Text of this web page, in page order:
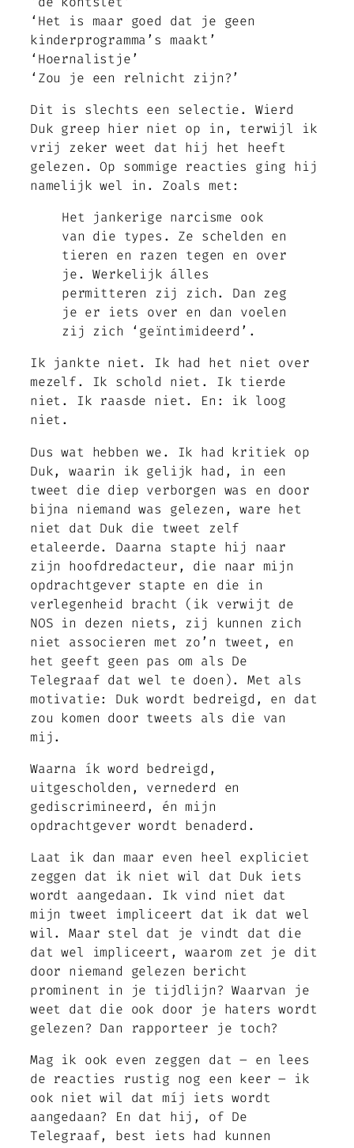
‘Het is maar goed dat je geen
kinderprogramma’s maakt’
‘Hoernalistje’
‘Zou je een relnicht zijn?’
Dit is slechts een selectie. Wierd
Duk greep hier niet op in, terwijl ik
vrij zeker weet dat hij het heeft
gelezen. Op sommige reacties ging hij
namelijk wel in. Zoals met:
Het jankerige narcisme ook
van die types. Ze schelden en
tieren en razen tegen en over
je. Werkelijk álles
permitteren zij zich. Dan zeg
je er iets over en dan voelen
zij zich ‘geïntimideerd’.
Ik jankte niet. Ik had het niet over
mezelf. Ik schold niet. Ik tierde
niet. Ik raasde niet. En: ik loog
niet.
Dus wat hebben we. Ik had kritiek op
Duk, waarin ik gelijk had, in een
tweet die diep verborgen was en door
bijna niemand was gelezen, ware het
niet dat Duk die tweet zelf
etaleerde. Daarna stapte hij naar
zijn hoofdredacteur, die naar mijn
opdrachtgever stapte en die in
verlegenheid bracht (ik verwijt de
NOS in dezen niets, zij kunnen zich
niet associeren met zo’n tweet, en
het geeft geen pas om als De
Telegraaf dat wel te doen). Met als
motivatie: Duk wordt bedreigd, en dat
zou komen door tweets als die van
mij.
Waarna ík word bedreigd,
uitgescholden, vernederd en
gediscrimineerd, én mijn
opdrachtgever wordt benaderd.
Laat ik dan maar even heel expliciet
zeggen dat ik niet wil dat Duk iets
wordt aangedaan. Ik vind niet dat
mijn tweet impliceert dat ik dat wel
wil. Maar stel dat je vindt dat die
dat wel impliceert, waarom zet je dit
door niemand gelezen bericht
prominent in je tijdlijn? Waarvan je
weet dat die ook door je haters wordt
gelezen? Dan rapporteer je toch?
Mag ik ook even zeggen dat – en lees
de reacties rustig nog een keer – ik
ook niet wil dat míj iets wordt
aangedaan? En dat hij, of De
Telegraaf, best iets had kunnen